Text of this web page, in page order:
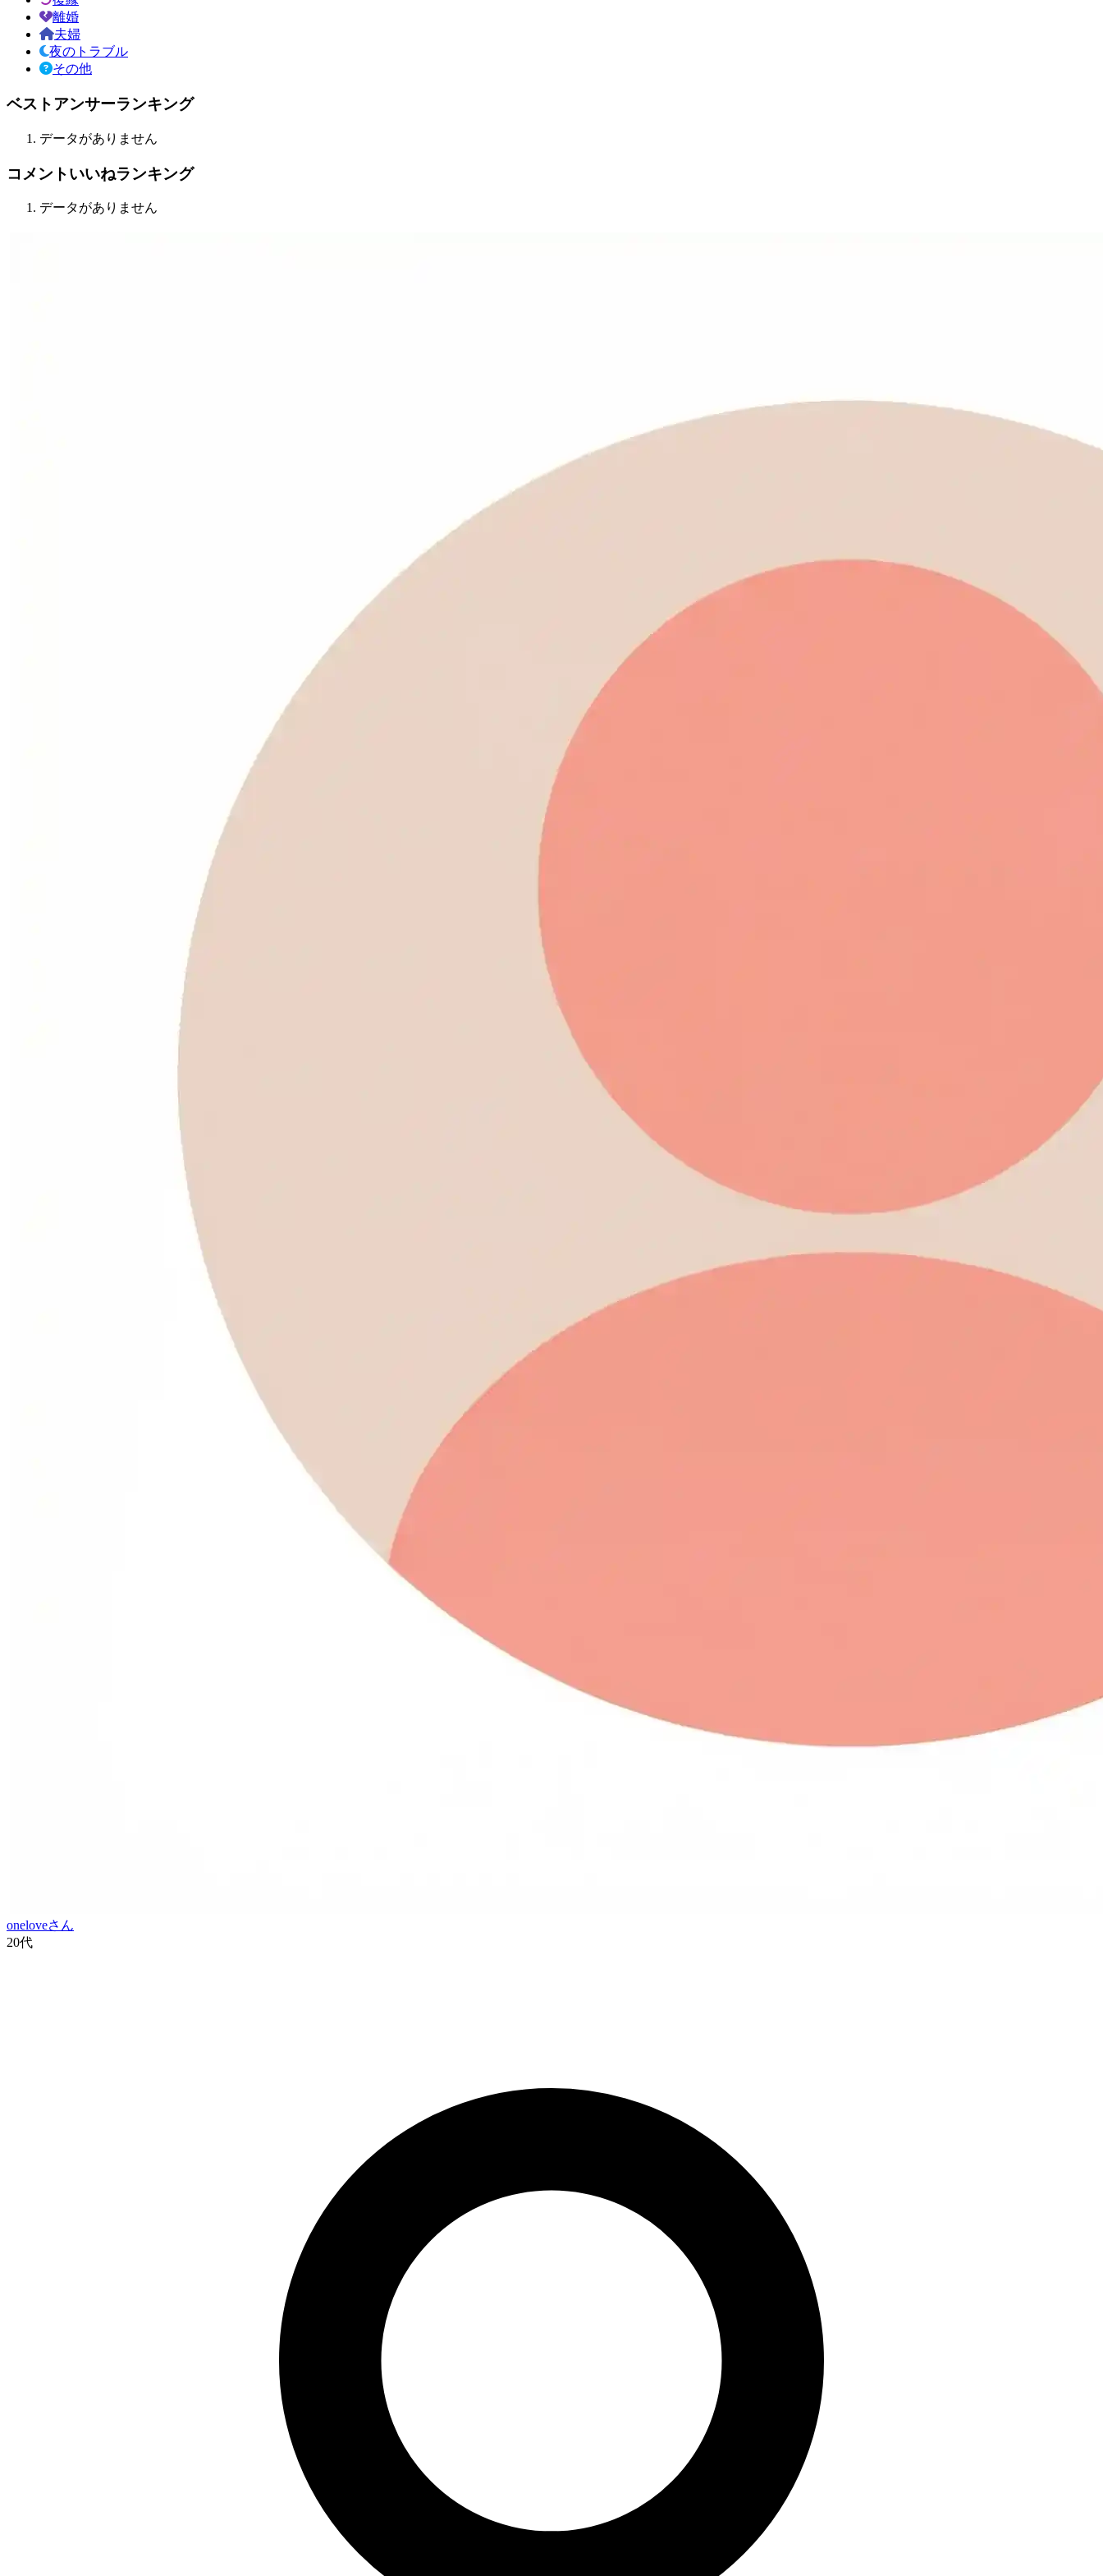
離婚
夫婦
夜のトラブル
その他
ベストアンサーランキング
データがありません
コメントいいねランキング
データがありません
oneloveさん
20代